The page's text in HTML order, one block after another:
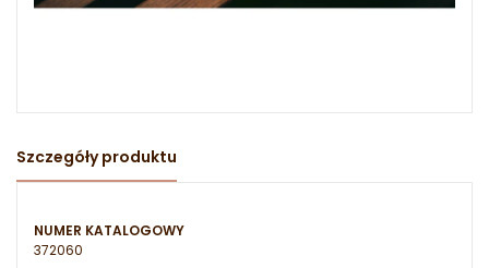
Szczegóły produktu
NUMER KATALOGOWY
372060